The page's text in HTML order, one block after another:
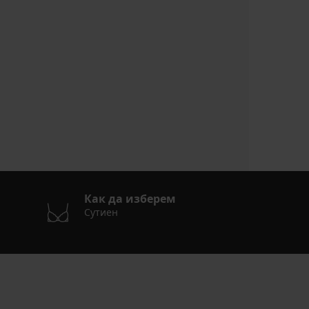
Как да изберем
Сутиен